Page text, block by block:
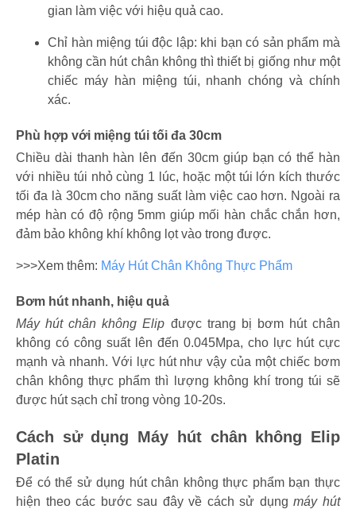
gian làm việc với hiệu quả cao.
Chỉ hàn miệng túi độc lập: khi bạn có sản phẩm mà
không cần hút chân không thì thiết bị giống như một
chiếc máy hàn miệng túi, nhanh chóng và chính
xác.
Phù hợp với miệng túi tối đa 30cm
Chiều dài thanh hàn lên đến 30cm giúp bạn có thể hàn
với nhiều túi nhỏ cùng 1 lúc, hoặc một túi lớn kích thước
tối đa là 30cm cho năng suất làm việc cao hơn. Ngoài ra
mép hàn có độ rộng 5mm giúp mối hàn chắc chắn hơn,
đảm bảo không khí không lọt vào trong được.
>>>Xem thêm: Máy Hút Chân Không Thực Phẩm
Bơm hút nhanh, hiệu quả
Máy hút chân không Elip được trang bị bơm hút chân
không có công suất lên đến 0.045Mpa, cho lực hút cực
mạnh và nhanh. Với lực hút như vậy của một chiếc bơm
chân không thực phẩm thì lượng không khí trong túi sẽ
được hút sạch chỉ trong vòng 10-20s.
Cách sử dụng Máy hút chân không Elip
Platin
Để có thể sử dụng hút chân không thực phẩm bạn thực
hiện theo các bước sau đây về cách sử dụng máy hút